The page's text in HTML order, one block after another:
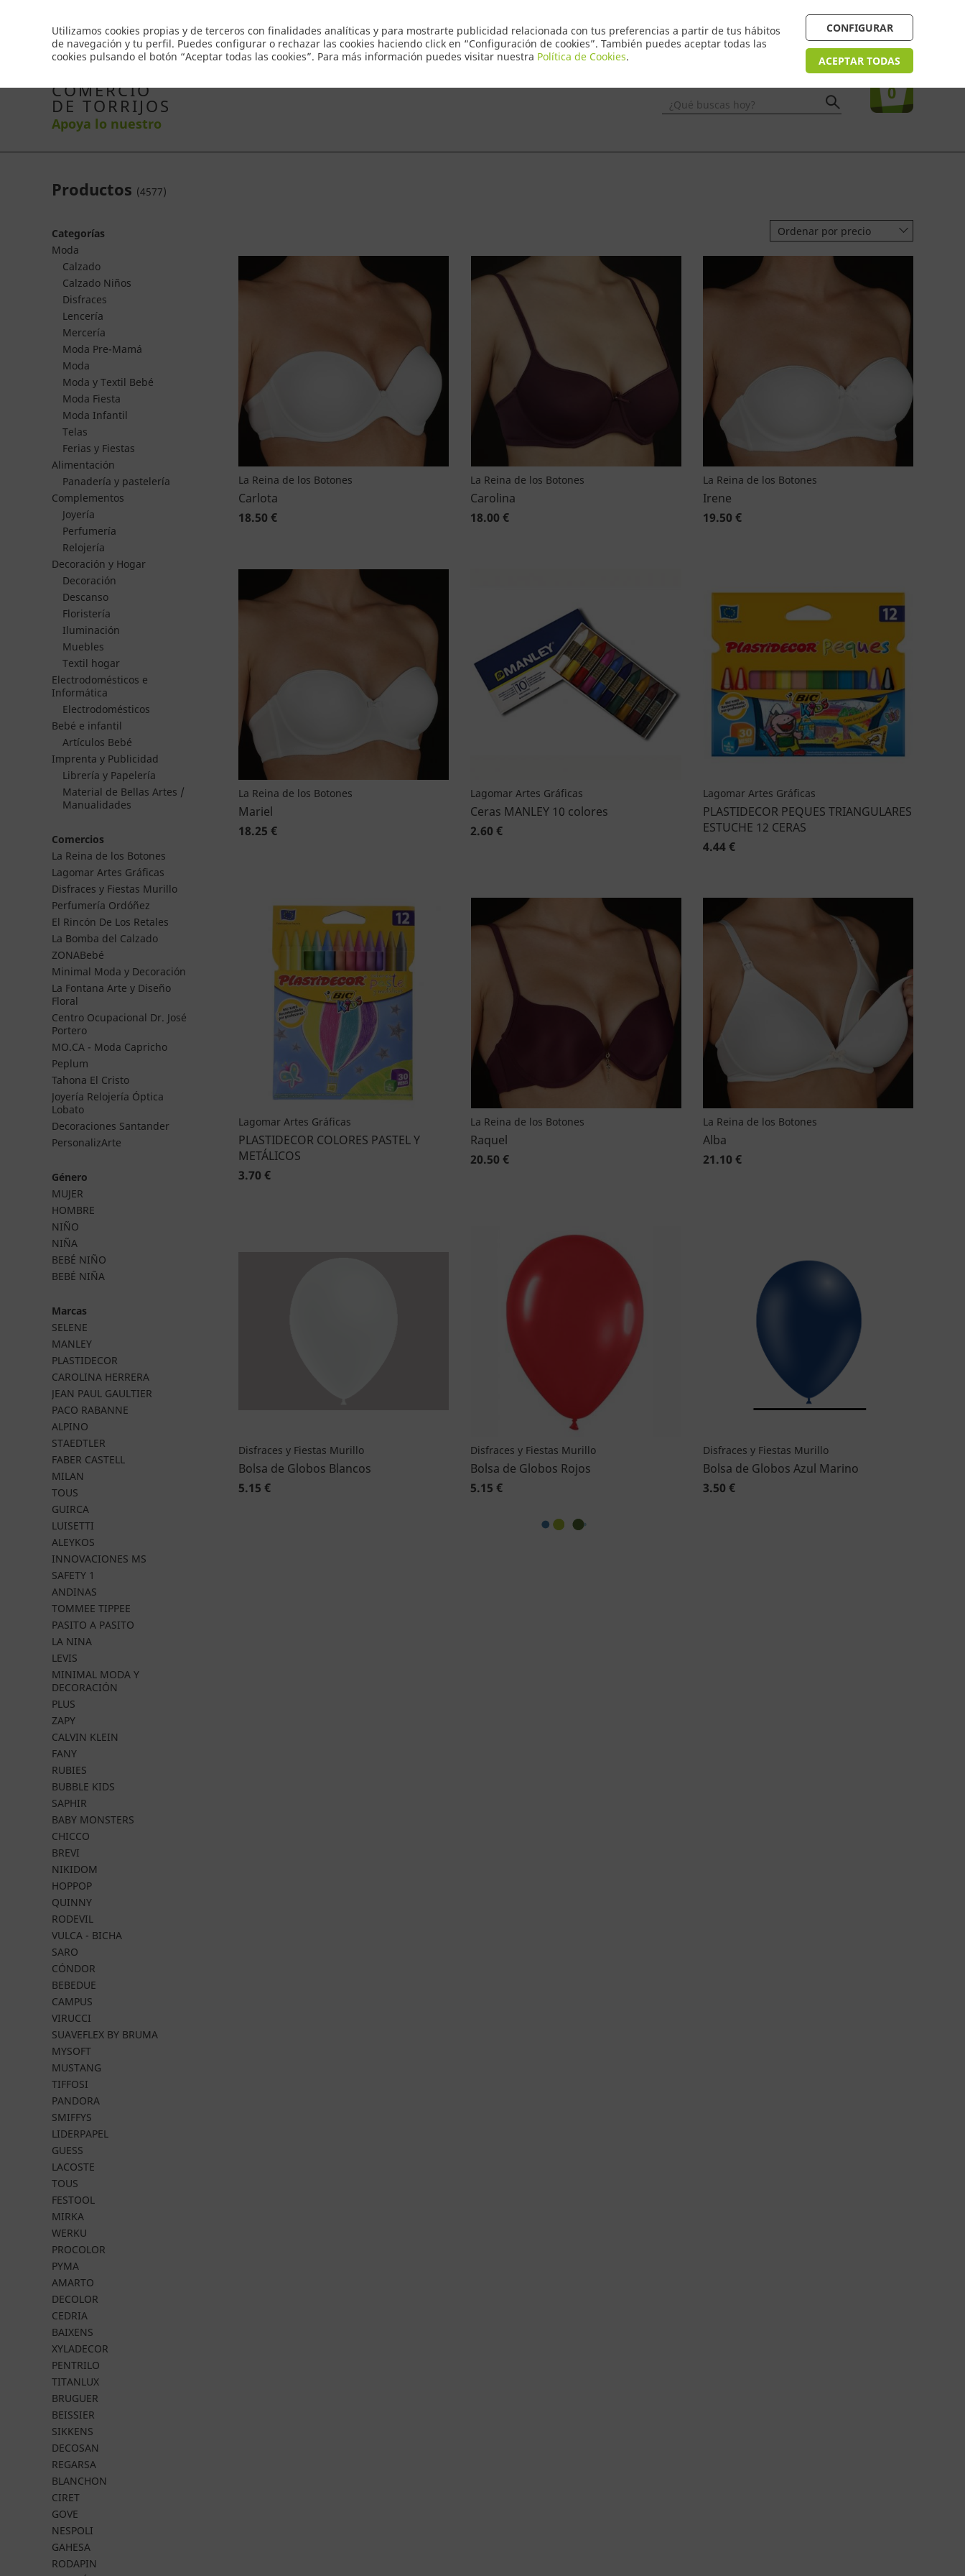
Utilizamos cookies propias y de terceros con finalidades analíticas y para mostrarte publicidad relacionada con tus preferencias a partir de tus hábitos
de navegación y tu perfil. Puedes configurar o rechazar las cookies haciendo click en “Configuración de cookies”. También puedes aceptar todas las
cookies pulsando el botón “Aceptar todas las cookies”. Para más información puedes visitar nuestra Política de Cookies.
CONFIGURAR
ACEPTAR TODAS
¿Necesitas ayuda? FAQ
Tu compra
0
Inicio Productos Comercios Ofertas Contacto
¿Qué buscas hoy?
COMERCIO
DE TORRIJOS
Apoya lo nuestro
Productos (4577)
Categorías
Moda
Calzado
Calzado Niños
Disfraces
Lencería
Mercería
Moda Pre-Mamá
Moda
Moda y Textil Bebé
Moda Fiesta
Moda Infantil
Telas
Ferias y Fiestas
Alimentación
Panadería y pastelería
Complementos
Joyería
Perfumería
Relojería
Decoración y Hogar
Decoración
Descanso
Floristería
Iluminación
Muebles
Textil hogar
Electrodomésticos e
Informática
Electrodomésticos
Bebé e infantil
Artículos Bebé
Imprenta y Publicidad
Librería y Papelería
Material de Bellas Artes /
Manualidades
Comercios
La Reina de los Botones
Lagomar Artes Gráficas
Disfraces y Fiestas Murillo
Perfumería Ordóñez
El Rincón De Los Retales
La Bomba del Calzado
ZONABebé
Minimal Moda y Decoración
La Fontana Arte y Diseño
Floral
Centro Ocupacional Dr. José
Portero
MO.CA - Moda Capricho
Peplum
Tahona El Cristo
Joyería Relojería Óptica
Lobato
Decoraciones Santander
PersonalizArte
Género
MUJER
HOMBRE
NIÑO
NIÑA
BEBÉ NIÑO
BEBÉ NIÑA
Marcas
SELENE
MANLEY
PLASTIDECOR
CAROLINA HERRERA
JEAN PAUL GAULTIER
PACO RABANNE
ALPINO
STAEDTLER
FABER CASTELL
MILAN
TOUS
GUIRCA
LUISETTI
ALEYKOS
INNOVACIONES MS
SAFETY 1
ANDINAS
TOMMEE TIPPEE
PASITO A PASITO
LA NINA
LEVIS
MINIMAL MODA Y
DECORACIÓN
PLUS
ZAPY
CALVIN KLEIN
FANY
RUBIES
BUBBLE KIDS
SAPHIR
BABY MONSTERS
CHICCO
BREVI
NIKIDOM
HOPPOP
QUINNY
RODEVIL
VULCA - BICHA
SARO
CÓNDOR
BEBEDUE
CAMPUS
VIRUCCI
SUAVEFLEX BY BRUMA
MYSOFT
MUSTANG
TIFFOSI
PANDORA
SMIFFYS
LIDERPAPEL
GUESS
LACOSTE
TOUS
FESTOOL
MIRKA
WERKU
PROCOLOR
PYMA
AMARTO
DECOLOR
CEDRIA
BAIXENS
XYLADECOR
PENTRILO
TITANLUX
BRUGUER
BEISSIER
SIKKENS
DECOSAN
REGARSA
BLANCHON
CIRET
GOVE
NESPOLI
GAHESA
RODAPIN
Ordenar por precio
La Reina de los Botones
Carlota
18.50 €
La Reina de los Botones
Carolina
18.00 €
La Reina de los Botones
Irene
19.50 €
La Reina de los Botones
Mariel
18.25 €
Lagomar Artes Gráficas
Ceras MANLEY 10 colores
2.60 €
Lagomar Artes Gráficas
PLASTIDECOR PEQUES TRIANGULARES
ESTUCHE 12 CERAS
4.44 €
Lagomar Artes Gráficas
PLASTIDECOR COLORES PASTEL Y
METÁLICOS
3.70 €
La Reina de los Botones
Raquel
20.50 €
La Reina de los Botones
Alba
21.10 €
Disfraces y Fiestas Murillo
Bolsa de Globos Blancos
5.15 €
Disfraces y Fiestas Murillo
Bolsa de Globos Rojos
5.15 €
Disfraces y Fiestas Murillo
Bolsa de Globos Azul Marino
3.50 €